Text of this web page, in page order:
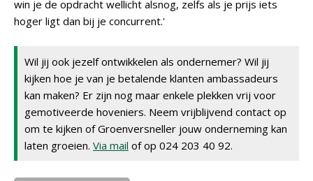
win je de opdracht wellicht alsnog, zelfs als je prijs iets
hoger ligt dan bij je concurrent.'
Wil jij ook jezelf ontwikkelen als ondernemer? Wil jij
kijken hoe je van je betalende klanten ambassadeurs
kan maken? Er zijn nog maar enkele plekken vrij voor
gemotiveerde hoveniers. Neem vrijblijvend contact op
om te kijken of Groenversneller jouw onderneming kan
laten groeien. Via mail of op 024 203 40 92.